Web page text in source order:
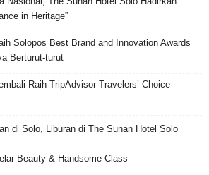
in Heritage”
Solopos Best Brand and Innovation Awards
Berturut-turut
Raih TripAdvisor Travelers’ Choice
di Solo, Liburan di The Sunan Hotel Solo
Beauty & Handsome Class